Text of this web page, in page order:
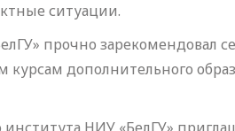
ситуации.
прочно зарекомендовал
дополнительного